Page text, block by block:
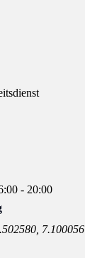
- 20:00
7.100056